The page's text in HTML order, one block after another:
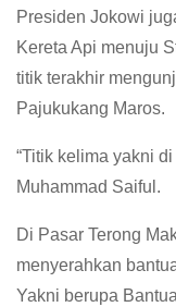
Presiden Jokowi
Kereta Api menuju
titik terakhir
Pajukukang Maros.
“Titik kelima yakni
Muhammad Saiful.
Di Pasar Terong
menyerahkan
Yakni berupa